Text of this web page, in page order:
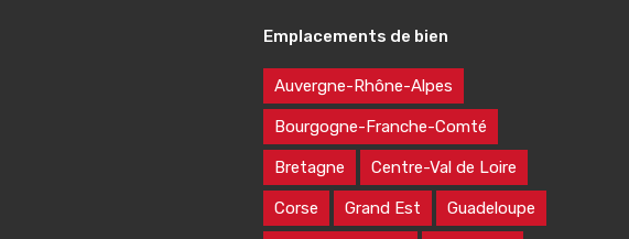
Emplacements de bien
Auvergne-Rhône-Alpes
Bourgogne-Franche-Comté
Bretagne Centre-Val de Loire
Corse Grand Est Guadeloupe